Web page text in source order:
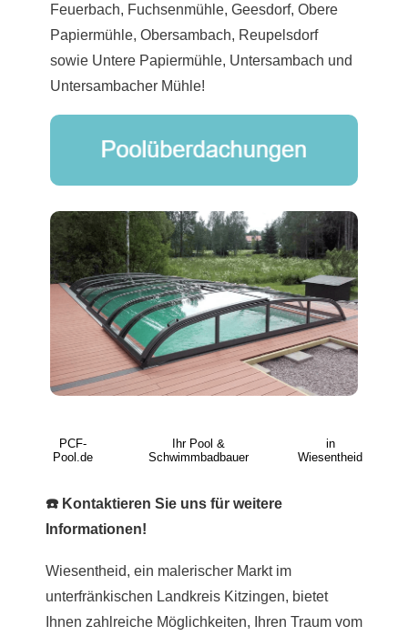
Feuerbach, Fuchsenmühle, Geesdorf, Obere
Papiermühle, Obersambach, Reupelsdorf
sowie Untere Papiermühle, Untersambach und
Untersambacher Mühle!
PCF-
Pool.de
Ihr Pool &
Schwimmbadbauer
in
Wiesentheid
☎️ Kontaktieren Sie uns für weitere
Informationen!
Wiesentheid, ein malerischer Markt im
unterfränkischen Landkreis Kitzingen, bietet
Ihnen zahlreiche Möglichkeiten, Ihren Traum vom